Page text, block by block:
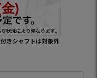
きシャフトは対象外